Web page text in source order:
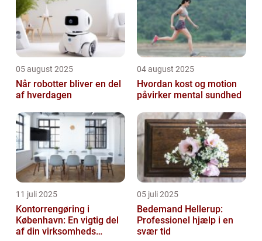
05 august 2025
Når robotter bliver en del
af hverdagen
04 august 2025
Hvordan kost og motion
påvirker mental sundhed
11 juli 2025
Kontorrengøring i
København: En vigtig del
af din virksomheds
05 juli 2025
Bedemand Hellerup:
Professionel hjælp i en
svær tid